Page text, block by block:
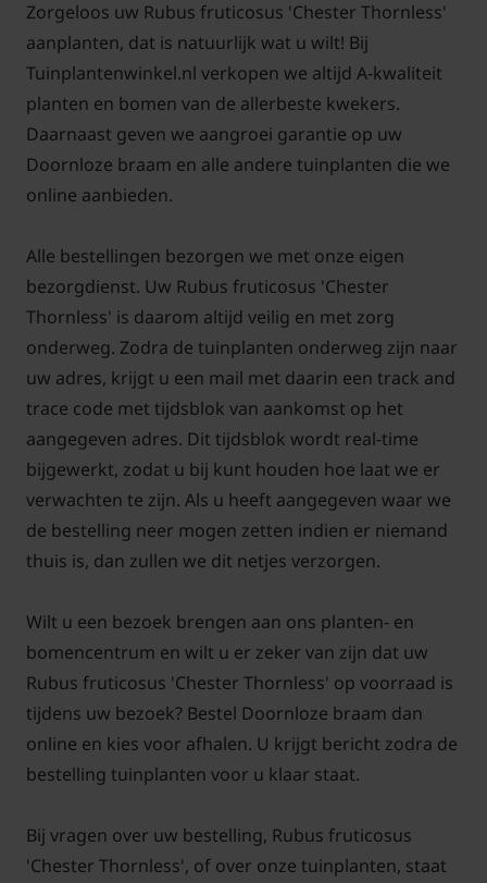
Zorgeloos uw Rubus fruticosus 'Chester Thornless'
aanplanten, dat is natuurlijk wat u wilt! Bij
Tuinplantenwinkel.nl verkopen we altijd A-kwaliteit
planten en bomen van de allerbeste kwekers.
Daarnaast geven we aangroei garantie op uw
Doornloze braam en alle andere tuinplanten die we
online aanbieden.
Alle bestellingen bezorgen we met onze eigen
bezorgdienst. Uw Rubus fruticosus 'Chester
Thornless' is daarom altijd veilig en met zorg
onderweg. Zodra de tuinplanten onderweg zijn naar
uw adres, krijgt u een mail met daarin een track and
trace code met tijdsblok van aankomst op het
aangegeven adres. Dit tijdsblok wordt real-time
bijgewerkt, zodat u bij kunt houden hoe laat we er
verwachten te zijn. Als u heeft aangegeven waar we
de bestelling neer mogen zetten indien er niemand
thuis is, dan zullen we dit netjes verzorgen.
Wilt u een bezoek brengen aan ons planten- en
bomencentrum en wilt u er zeker van zijn dat uw
Rubus fruticosus 'Chester Thornless' op voorraad is
tijdens uw bezoek? Bestel Doornloze braam dan
online en kies voor afhalen. U krijgt bericht zodra de
bestelling tuinplanten voor u klaar staat.
Bij vragen over uw bestelling, Rubus fruticosus
'Chester Thornless', of over onze tuinplanten, staat